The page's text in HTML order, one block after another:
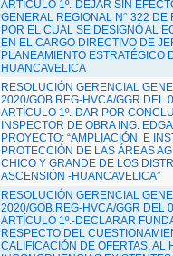
ARTÍCULO 1º.-DEJAR SIN
GENERAL REGIONAL N° 322
POR EL CUAL SE DESIGNÓ AL
EN EL CARGO DIRECTIVO DE
PLANEAMIENTO ESTRATÉGICO
HUANCAVELICA
RESOLUCIÓN GERENCIAL
2020/GOB.REG-HVCA/GGR DEL
ARTÍCULO 1º.-DAR POR
INSPECTOR DE OBRA ING.
PROYECTO: “AMPLIACIÓN E
PROTECCIÓN DE LAS ÁREAS
CHICO Y GRANDE DE LOS
ASCENSIÓN -HUANCAVELICA”
RESOLUCIÓN GERENCIAL
2020/GOB.REG-HVCA/GGR DEL
ARTÍCULO 1º.-DECLARAR
RESPECTO DEL
CALIFICACIÓN DE OFERTAS, AL